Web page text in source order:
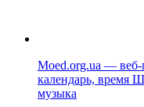
Moed.org.ua —
календарь, время
музыка